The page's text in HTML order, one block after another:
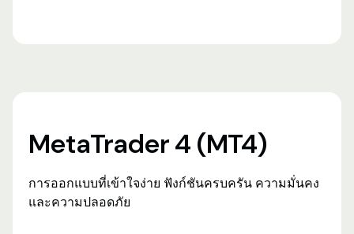
MetaTrader 4 (MT4)
การออกแบบที่เข้าใจง่าย ฟังก์ชันครบครัน ความมั่นคง
และความปลอดภัย